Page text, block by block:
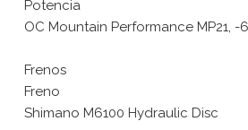
Potencia
OC Mountain Performance MP21, -
Frenos
Freno
Shimano M6100 Hydraulic Disc